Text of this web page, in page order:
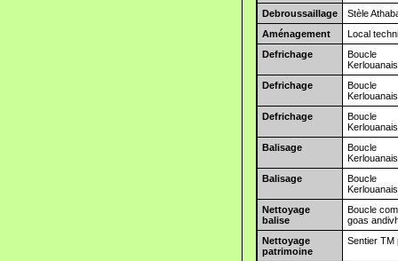
Debroussaillage
Stèle
Aménagement
Local
Defrichage
Boucle
Defrichage
Boucle
Defrichage
Boucle
Balisage
Boucle
Balisage
Boucle
Nettoyage
balise
Boucle
goas
Nettoyage
patrimoine
Sentier TM